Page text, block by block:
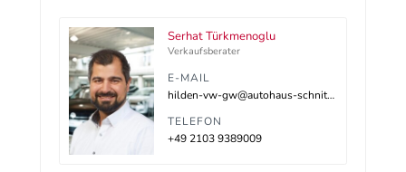
Serhat Türkmenoglu
Verkaufsberater
E-MAIL
hilden-vw-gw@autohaus-schnitzler.dealerdesk.de
TELEFON
+49 2103 9389009